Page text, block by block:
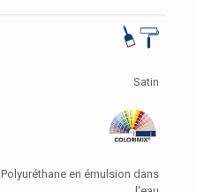
Satin
Polyuréthane en émulsion dans